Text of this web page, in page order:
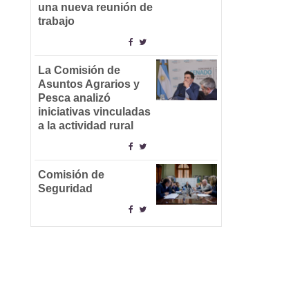
una nueva reunión de
trabajo
La Comisión de
Asuntos Agrarios y
Pesca analizó
iniciativas vinculadas
a la actividad rural
Comisión de
Seguridad